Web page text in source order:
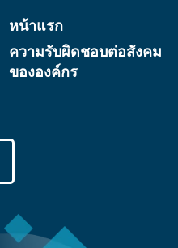
หน้าแรก
ความรับผิดชอบต่อสังคม
ขององค์กร